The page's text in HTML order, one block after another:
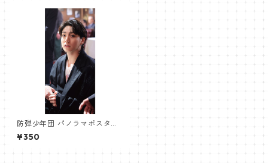
防弾少年団 パノラマポスター
(BTS Poster) 700*330mm
【ジョングク Jungkook-21】
¥350